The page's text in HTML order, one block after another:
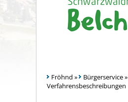
Fröhnd » Bürgerservice»
Verfahrensbeschreibungen